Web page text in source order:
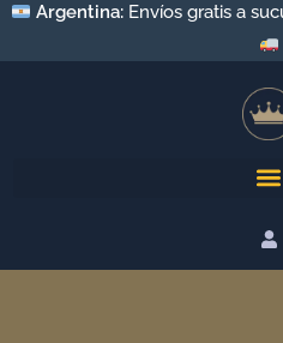
Argentina: Envíos gratis a